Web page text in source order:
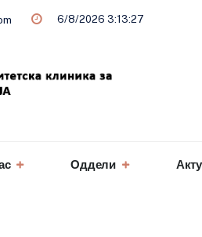
6/8/2026 3:13:29
Оддели